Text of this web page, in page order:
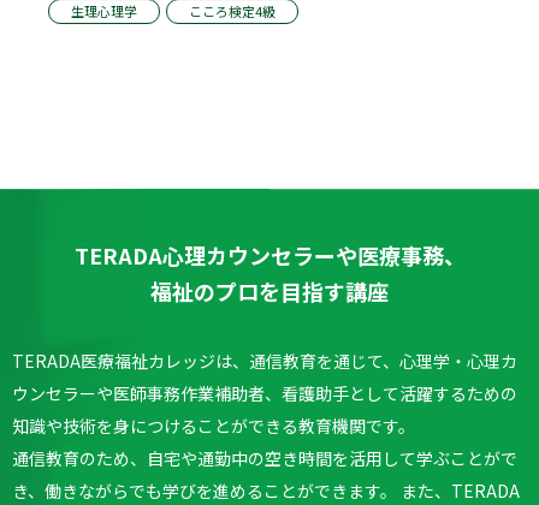
生理心理学 こころ検定4級
TERADA心理カウンセラーや医療事務、
福祉のプロを目指す講座
TERADA医療福祉カレッジは、通信教育を通じて、心理学・心理カ
ウンセラーや医師事務作業補助者、看護助手として活躍するための
知識や技術を身につけることができる教育機関です。
通信教育のため、自宅や通勤中の空き時間を活用して学ぶことがで
き、働きながらでも学びを進めることができます。
また、TERADA